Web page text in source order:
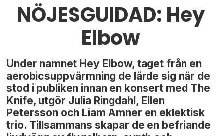
NÖJESGUIDAD: Hey
Elbow
Under namnet Hey Elbow, taget från en
aerobicsuppvärmning de lärde sig när de
stod i publiken innan en konsert med The
Knife, utgör Julia Ringdahl, Ellen
Petersson och Liam Amner en eklektisk
trio. Tillsammans skapar de en befriande